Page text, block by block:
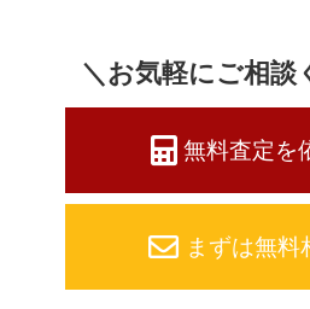
＼お気軽にご相談
無料査定を
まずは無料